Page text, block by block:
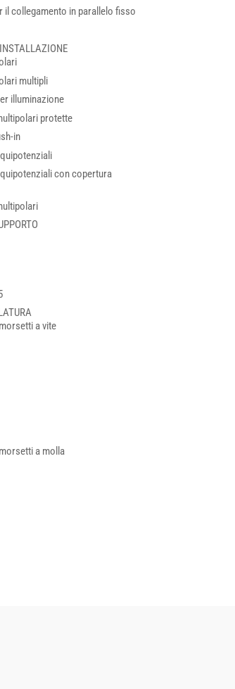
il collegamento in parallelo fisso
multipli
illuminazione
protette
in
con copertura
a vite
a molla